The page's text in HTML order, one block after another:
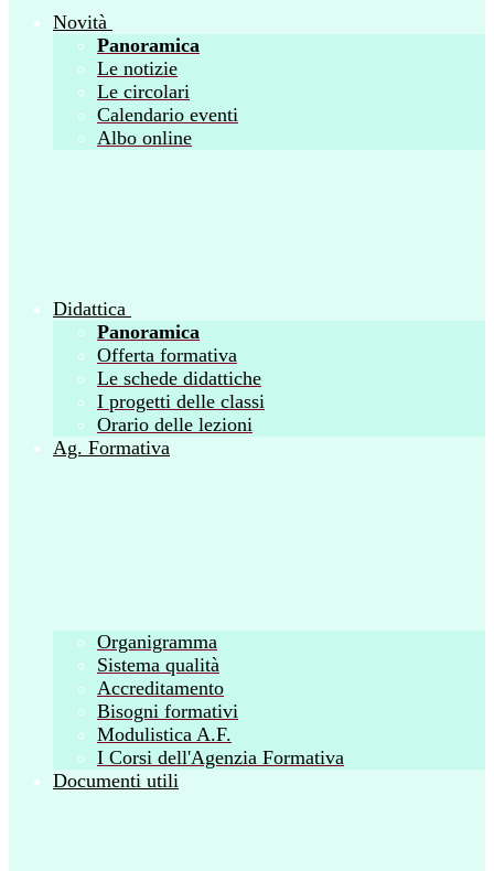
Novità
Panoramica
Le notizie
Le circolari
Calendario eventi
Albo online
Didattica
Panoramica
Offerta formativa
Le schede didattiche
I progetti delle classi
Orario delle lezioni
Ag. Formativa
Organigramma
Sistema qualità
Accreditamento
Bisogni formativi
Modulistica A.F.
I Corsi dell'Agenzia Formativa
Documenti utili